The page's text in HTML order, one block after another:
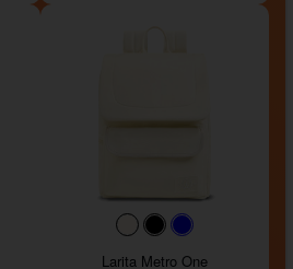
#faf0e6#000000
Larita Metro One